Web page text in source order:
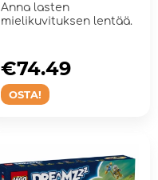
Anna lasten
mielikuvituksen lentää.
OSTA!
€74.49